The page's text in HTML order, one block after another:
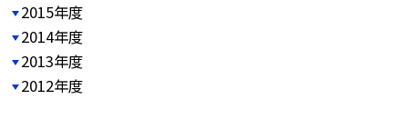
2015年度
2014年度
2013年度
2012年度